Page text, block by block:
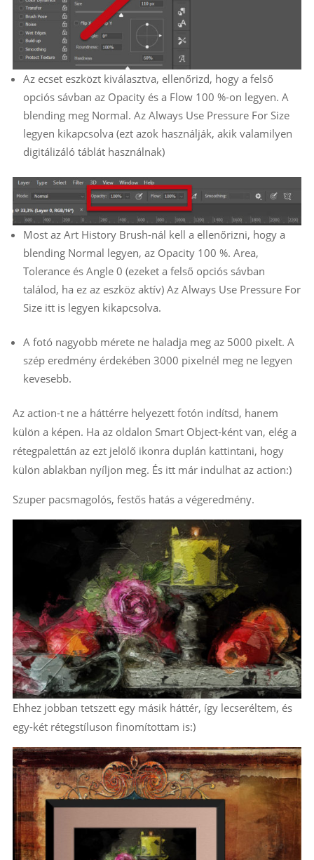
Az ecset eszközt kiválasztva, ellenőrizd, hogy a felső
opciós sávban az Opacity és a Flow 100 %-on legyen. A
blending meg Normal. Az Always Use Pressure For Size
legyen kikapcsolva (ezt azok használják, akik valamilyen
digitálizáló táblát használnak)
Most az Art History Brush-nál kell a ellenőrizni, hogy a
blending Normal legyen, az Opacity 100 %. Area,
Tolerance és Angle 0 (ezeket a felső opciós sávban
találod, ha ez az eszköz aktív) Az Always Use Pressure For
Size itt is legyen kikapcsolva.
A fotó nagyobb mérete ne haladja meg az 5000 pixelt. A
szép eredmény érdekében 3000 pixelnél meg ne legyen
kevesebb.
Az action-t ne a háttérre helyezett fotón indítsd, hanem
külön a képen. Ha az oldalon Smart Object-ként van, elég a
rétegpalettán az ezt jelölő ikonra duplán kattintani, hogy
külön ablakban nyíljon meg. És itt már indulhat az action:)
Szuper pacsmagolós, festős hatás a végeredmény.
Ehhez jobban tetszett egy másik háttér, így lecseréltem, és
egy-két rétegstíluson finomítottam is:)